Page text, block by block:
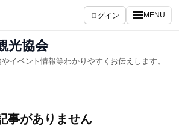
ログイン MENU
光協会
イベント情報等わかりやすくお伝えします。
事がありません